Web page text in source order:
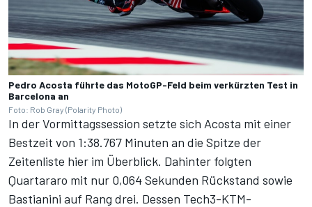
Pedro Acosta führte das MotoGP-Feld beim verkürzten Test in
Barcelona an
Foto: Rob Gray (Polarity Photo)
In der Vormittagssession setzte sich Acosta mit einer
Bestzeit von 1:38.767 Minuten an die Spitze der
Zeitenliste hier im Überblick. Dahinter folgten
Quartararo mit nur 0,064 Sekunden Rückstand sowie
Bastianini auf Rang drei. Dessen Tech3-KTM-